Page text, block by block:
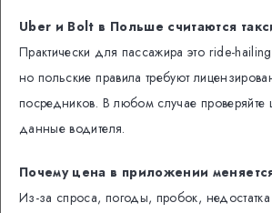
Uber и Bolt в Польше считаются
Практически для пассажира это ride-
но польские правила требуют
посредников. В любом случае
данные водителя.
Почему цена в приложении
Из-за спроса, погоды, пробок, недостатка